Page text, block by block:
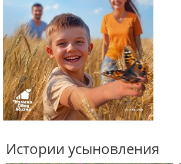
Истории усыновления